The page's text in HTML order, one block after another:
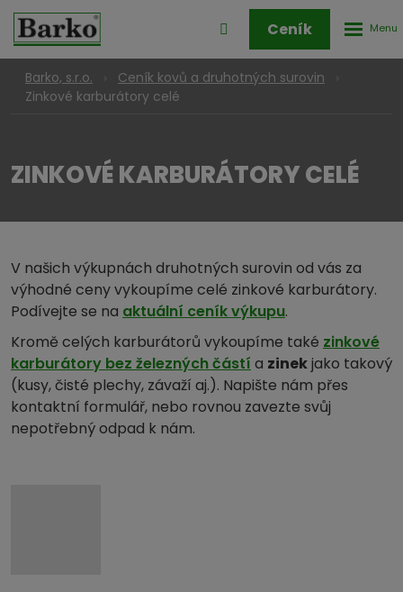
Přihlášení
klienstké
zóny
Ceník
Barko, s.r.o.
Ceník kovů a druhotných surovin
Zinkové karburátory celé
ZINKOVÉ KARBURÁTORY CELÉ
V našich výkupnách druhotných surovin od vás za
výhodné ceny vykoupíme celé zinkové karburátory.
Podívejte se na aktuální ceník výkupu.
Kromě celých karburátorů vykoupíme také zinkové
karburátory bez železných částí a zinekjako takový
(kusy, čisté plechy, závaží aj.). Napište nám přes
kontaktní formulář, nebo rovnou zavezte svůj
nepotřebný odpad k nám.